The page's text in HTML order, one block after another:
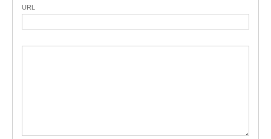
URL